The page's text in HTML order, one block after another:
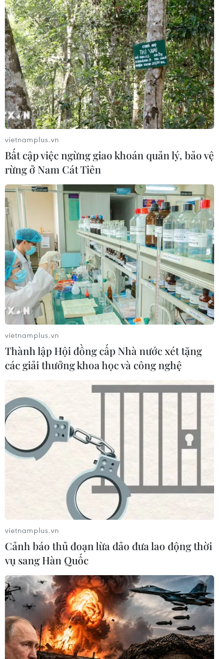
TIN CÙNG CHUYÊN MỤC
Khởi tố đối tượng giả danh Công an,
lừa đảo "chạy án" tại Đắk Lắk
06/08/2026 15:07
vietnamplus.vn
Bất cập việc ngừng giao khoán quản lý, bảo vệ
rừng ở Nam Cát Tiên
vietnamplus.vn
Thành lập Hội đồng cấp Nhà nước xét tặng
các giải thưởng khoa học và công nghệ
vietnamplus.vn
Cảnh báo thủ đoạn lừa đảo đưa lao động thời
vụ sang Hàn Quốc